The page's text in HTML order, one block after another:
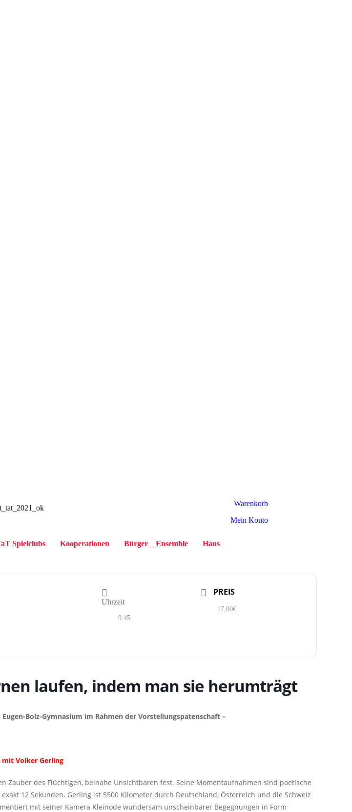
Warenkorb
Mein Konto
Spielclubs Kooperationen Bürger__Ensemble Haus
Uhrzeit
9:45
PREIS
17,00€
laufen, indem man sie herumträgt
Bolz-Gymnasium im Rahmen der Vorstellungspatenschaft –
Volker Gerling
Zauber des Flüchtigen, beinahe Unsichtbaren fest. Seine Momentaufnahmen sind poetische
12 Sekunden. Gerling ist 5500 Kilometer durch Deutschland, Österreich und die Schweiz
mit seiner Kamera Kleinode wundersam unscheinbarer Begegnungen in Form